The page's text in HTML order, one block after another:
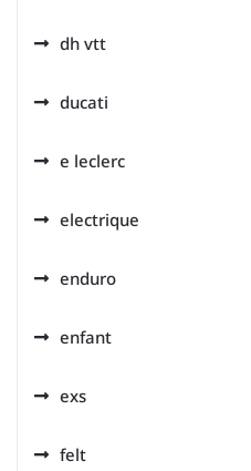
dh vtt
ducati
e leclerc
electrique
enduro
enfant
exs
felt